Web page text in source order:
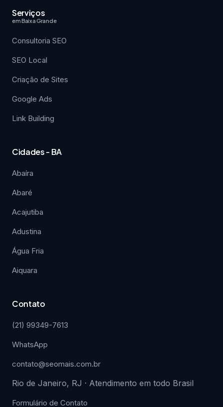
Serviços
em Baixa Grande
Consultoria SEO
SEO Local
Criação de Sites
Google Ads
Link Building
Cidades - BA
Abaíra
Abaré
Acajutiba
Adustina
Água Fria
Aiquara
Contato
(21) 99349-7613
WhatsApp
contato@seomais.com.br
Rio de Janeiro, RJ · Atendimento em todo Brasil
Formulário de Contato